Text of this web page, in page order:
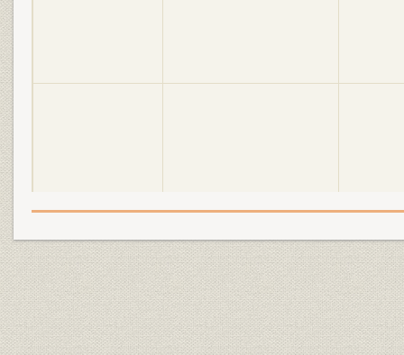
沿革
(1945年)
(1944年)